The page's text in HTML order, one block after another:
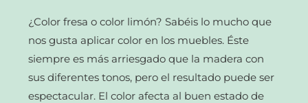
¿Color fresa o color limón? Sabéis lo mucho que
nos gusta aplicar color en los muebles. Éste
siempre es más arriesgado que la madera con
sus diferentes tonos, pero el resultado puede ser
espectacular. El color afecta al buen estado de